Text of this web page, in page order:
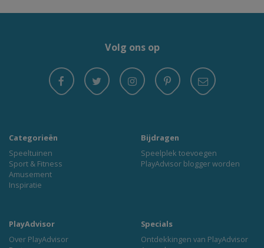
Volg ons op
Categorieën
Speeltuinen
Sport & Fitness
Amusement
Inspiratie
Bijdragen
Speelplek toevoegen
PlayAdvisor blogger worden
PlayAdvisor
Over PlayAdvisor
Specials
Ontdekkingen van PlayAdvisor